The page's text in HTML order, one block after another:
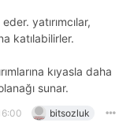
yatırımcılar,
katılabilirler.
kıyasla daha
sunar.
bitsozluk